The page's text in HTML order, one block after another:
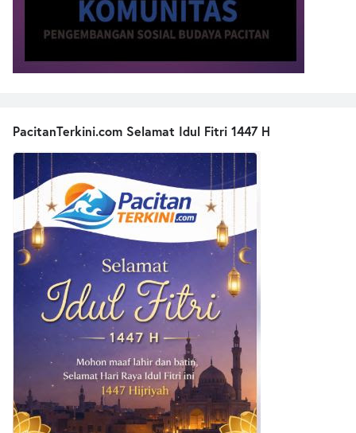
PacitanTerkini.com Selamat Idul Fitri 1447 H